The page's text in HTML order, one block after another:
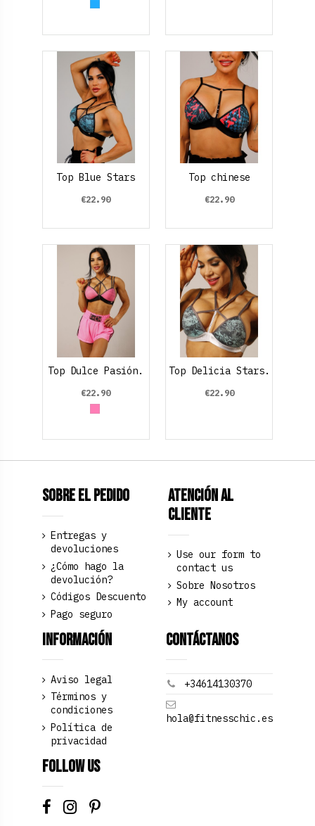
Azul claro
Top Blue Stars
€22.90
Top chinese
€22.90
Top Dulce Pasión.
€22.90
Rosa claro
Top Delicia Stars.
€22.90
Sobre el pedido
Entregas y
devoluciones
¿Cómo hago la
devolución?
Códigos Descuento
Pago seguro
Atención al
Cliente
Use our form to
contact us
Sobre Nosotros
My account
Información
Aviso legal
Términos y
condiciones
Política de
privacidad
Contáctanos
+34614130370
hola@fitnesschic.es
Follow us